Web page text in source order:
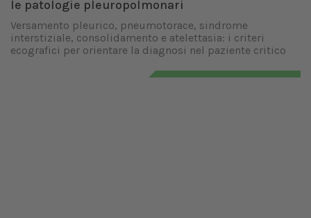
le patologie pleuropolmonari
Versamento pleurico, pneumotorace, sindrome
interstiziale, consolidamento e atelettasia: i criteri
ecografici per orientare la diagnosi nel paziente critico